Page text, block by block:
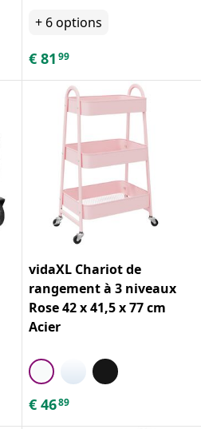
+ 6options
€ 81 99
vidaXL Chariot de
rangement à 3 niveaux
Rose 42 x 41,5 x 77 cm
Acier
€ 4689